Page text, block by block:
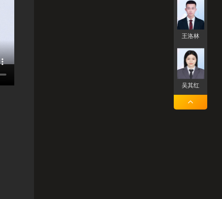
王洛林
吴其红